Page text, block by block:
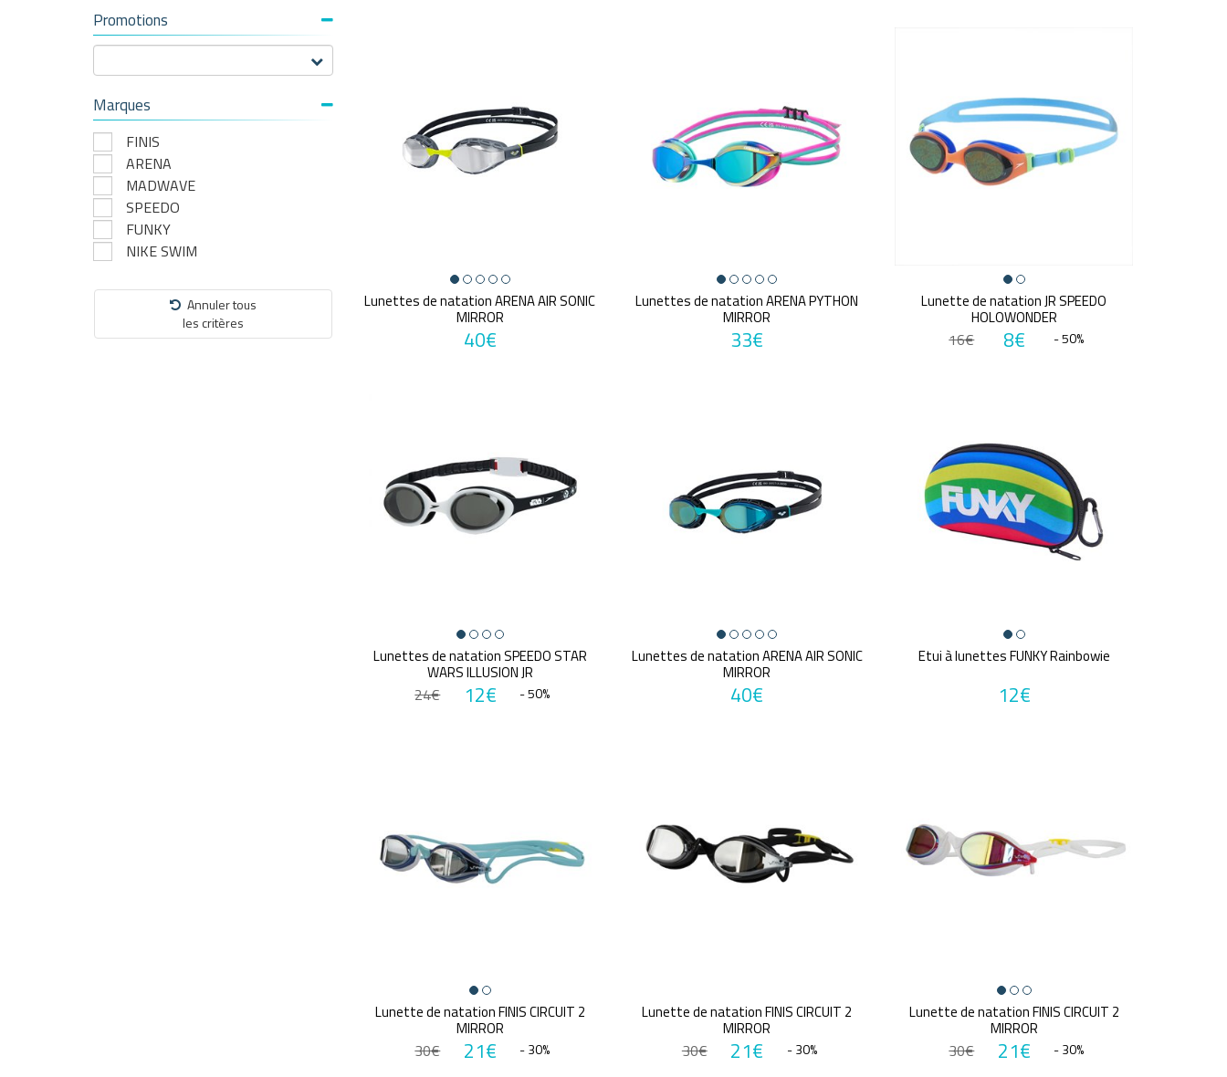
Promotions
Marques
FINIS
ARENA
MADWAVE
SPEEDO
FUNKY
NIKE SWIM
Annuler tous
les critères
Lunettes de natation ARENA AIR SONIC
MIRROR
40€
Lunettes de natation ARENA PYTHON
MIRROR
33€
Lunette de natation JR SPEEDO
HOLOWONDER
16€ 8€ - 50%
Lunettes de natation SPEEDO STAR
WARS ILLUSION JR
24€ 12€ - 50%
Lunettes de natation ARENA AIR SONIC
MIRROR
40€
Etui à lunettes FUNKY Rainbowie
12€
Lunette de natation FINIS CIRCUIT 2
MIRROR
30€ 21€ - 30%
Lunette de natation FINIS CIRCUIT 2
MIRROR
30€ 21€ - 30%
Lunette de natation FINIS CIRCUIT 2
MIRROR
30€ 21€ - 30%